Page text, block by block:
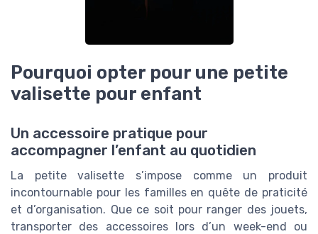
Pourquoi opter pour une petite
valisette pour enfant
Un accessoire pratique pour
accompagner l’enfant au quotidien
La petite valisette s’impose comme un produit
incontournable pour les familles en quête de praticité
et d’organisation. Que ce soit pour ranger des jouets,
transporter des accessoires lors d’un week-end ou